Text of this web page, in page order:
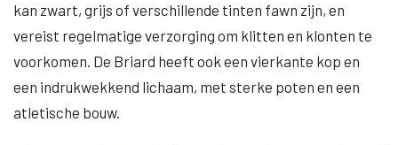
kan zwart, grijs of verschillende tinten fawn zijn, en
vereist regelmatige verzorging om klitten en klonten te
voorkomen. De Briard heeft ook een vierkante kop en
een indrukwekkend lichaam, met sterke poten en een
atletische bouw.